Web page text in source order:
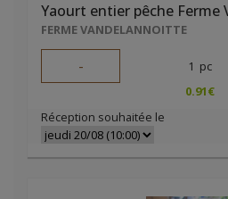
Yaourt entier pêche
FERME VANDELANNOITTE
- 1 pc
0.91€
Réception souhaitée le